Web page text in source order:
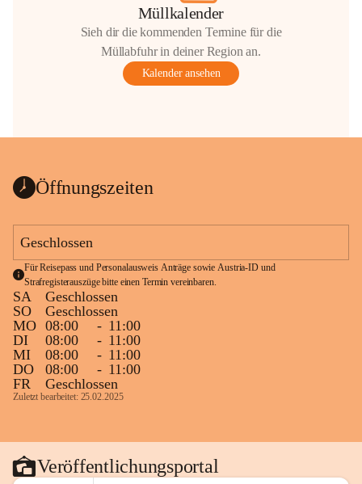
Müllkalender
Sieh dir die kommenden Termine für die
Müllabfuhr in deiner Region an.
Kalender ansehen
Öffnungszeiten
Geschlossen
Für Reisepass und Personalausweis Anträge sowie Austria-ID und
Strafregisterauszüge bitte einen Termin vereinbaren.
SA
Geschlossen
SO
Geschlossen
MO 08:00 - 11:00
DI
08:00 - 11:00
MI
08:00 - 11:00
DO
08:00 - 11:00
FR
Geschlossen
Zuletzt bearbeitet: 25.02.2025
Veröffentlichungsportal